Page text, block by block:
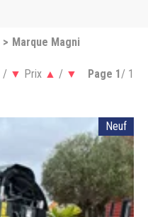
Marque Magni
/ ▼ Prix ▲ / ▼ Page 1/ 1
Neuf